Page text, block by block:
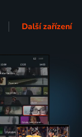
Další zařízení